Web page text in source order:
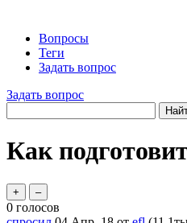
Вопросы
Теги
Задать вопрос
Задать вопрос
Как
0 голосов